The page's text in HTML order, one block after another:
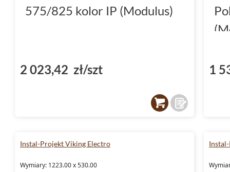
575/825 kolor IP (Modulus)
2 023,42 zł/szt 1
Instal-Projekt Viking Electro
Wymiary: 1223.00 x 530.00